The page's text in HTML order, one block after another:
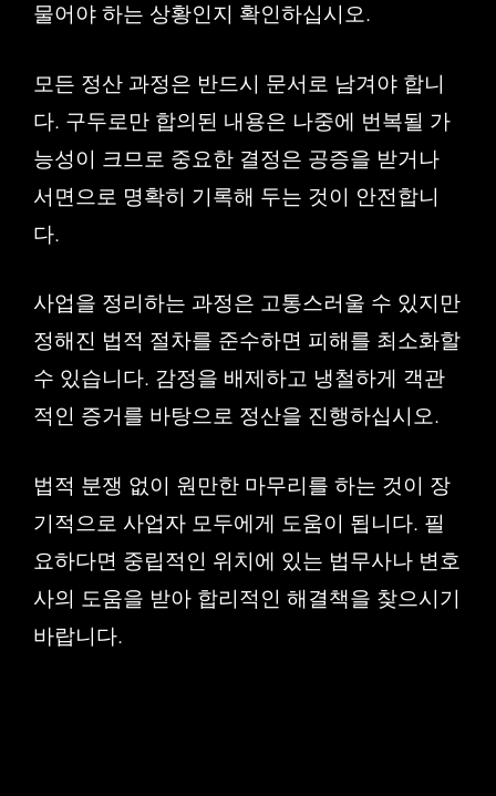
물어야 하는 상황인지 확인하십시오.
모든 정산 과정은 반드시 문서로 남겨야 합니
다. 구두로만 합의된 내용은 나중에 번복될 가
능성이 크므로 중요한 결정은 공증을 받거나
서면으로 명확히 기록해 두는 것이 안전합니
다.
사업을 정리하는 과정은 고통스러울 수 있지만
정해진 법적 절차를 준수하면 피해를 최소화할
수 있습니다. 감정을 배제하고 냉철하게 객관
적인 증거를 바탕으로 정산을 진행하십시오.
법적 분쟁 없이 원만한 마무리를 하는 것이 장
기적으로 사업자 모두에게 도움이 됩니다. 필
요하다면 중립적인 위치에 있는 법무사나 변호
사의 도움을 받아 합리적인 해결책을 찾으시기
바랍니다.